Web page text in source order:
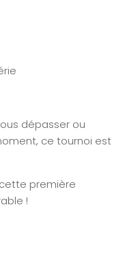
dépasser ou
ce tournoi est
première
!